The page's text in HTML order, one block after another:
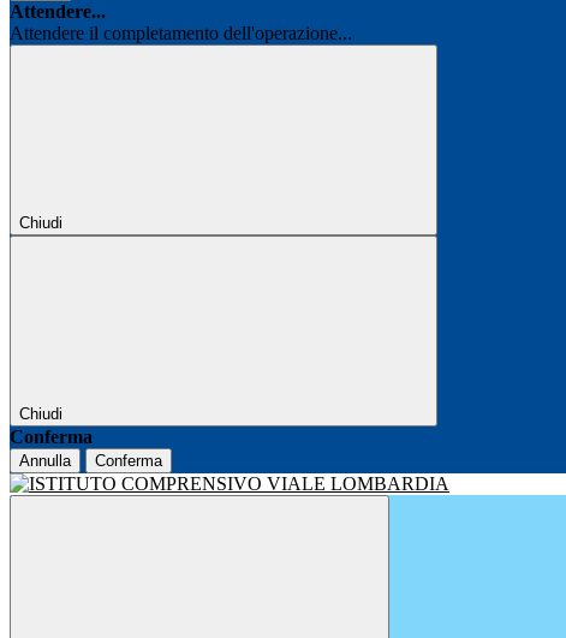
Attendere...
Attendere il completamento dell'operazione...
Chiudi
Chiudi
Conferma
Annulla Conferma